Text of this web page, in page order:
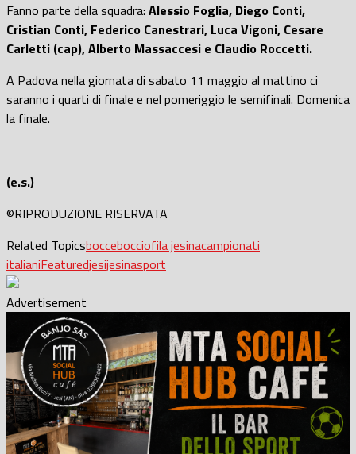
Fanno parte della squadra: Alessio Foglia, Diego Conti,
Cristian Conti, Federico Canestrari, Luca Vigoni, Cesare
Carletti (cap), Alberto Massaccesi e Claudio Roccetti.
A Padova nella giornata di sabato 11 maggio al mattino ci
saranno i quarti di finale e nel pomeriggio le semifinali. Domenica
la finale.
(e.s.)
©RIPRODUZIONE RISERVATA
Related Topicsboccebocciofila jesinacampionati
italianiFeaturedjesijesinasport
Advertisement